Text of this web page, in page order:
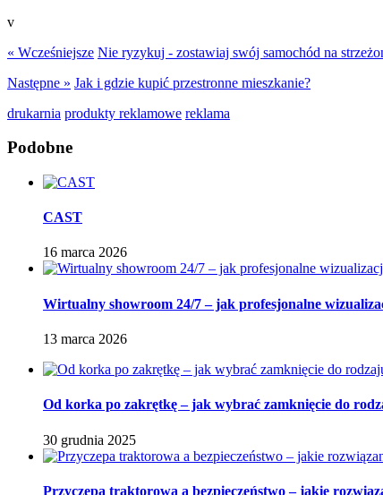
v
« Wcześniejsze Nie ryzykuj - zostawiaj swój samochód na
Następne » Jak i gdzie kupić przestronne mieszkanie?
drukarnia produkty reklamowe reklama
Podobne
CAST
16 marca 2026
Wirtualny showroom 24/7 – jak profesjonalne
13 marca 2026
Od korka po zakrętkę – jak wybrać zamknięcie do
30 grudnia 2025
Przyczepa traktorowa a bezpieczeństwo – jakie